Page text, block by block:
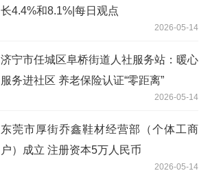
长4.4%和8.1%|每日观点
2026-05-14
济宁市任城区阜桥街道人社服务站：暖心
服务进社区 养老保险认证“零距离”
2026-05-14
东莞市厚街乔鑫鞋材经营部（个体工商
户）成立 注册资本5万人民币
2026-05-14